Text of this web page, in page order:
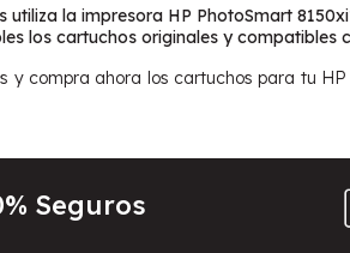
utiliza la impresora HP PhotoSmart
los cartuchos originales y compatibles
y compra ahora los cartuchos para tu
Seguros